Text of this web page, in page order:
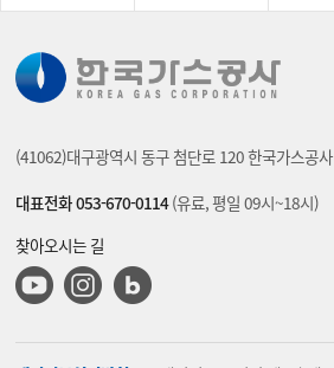
(41062)대구광역시 동구 첨단로 120 한국가스공사
대표전화 053-670-0114(유료, 평일 09시~18시)
찾아오시는 길
유튜브인스타그램블로그